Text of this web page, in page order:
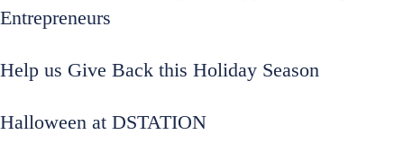
Entrepreneurs
Help us Give Back this Holiday Season
Halloween at DSTATION